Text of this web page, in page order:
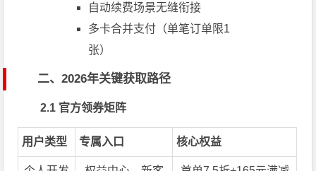
自动续费场景无缝衔接
多卡合并支付（单笔订单限1
张）
二、2026年关键获取路径
2.1 官方领券矩阵
用户类型 专属入口 核心权益